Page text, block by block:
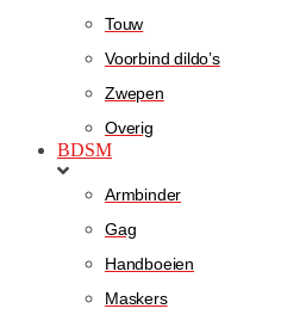
Touw
Voorbind dildo’s
Zwepen
Overig
BDSM
Armbinder
Gag
Handboeien
Maskers